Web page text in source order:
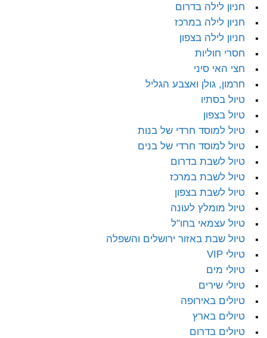
חניון לילה בדרום
חניון לילה במרכז
חניון לילה בצפון
חסרי חוליות
חצי האי סיני
חרמון, גולן ואצבע הגליל
טיול בסתיו
טיול בצפון
טיול למוסד חרדי של בנות
טיול למוסד חרדי של בנים
טיול לשבת בדרום
טיול לשבת במרכז
טיול לשבת בצפון
טיול מומלץ לעונה
טיול עצמאי בחו"ל
טיול שבת באזור ירושלים והשפלה
טיולי VIP
טיולי מים
טיולי שירים
טיולים באירופה
טיולים בארץ
טיולים בדרום